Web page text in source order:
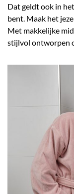
Dat geldt ook in
bent. Maak het
Met makkelijke
stijlvol ontworpen